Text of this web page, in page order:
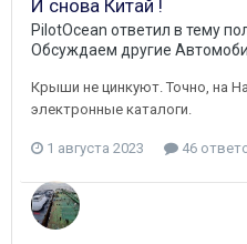
И снова Китай !
PilotOcean ответил в тему
Обсуждаем другие
Крыши не цинкуют. Точно, на
электронные каталоги.
1 августа 2023 46